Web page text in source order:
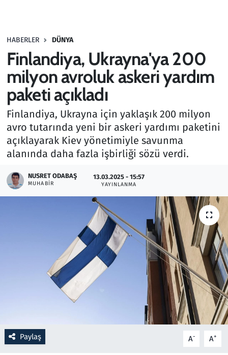
HABERLER DÜNYA
Finlandiya, Ukrayna'ya 200
milyon avroluk askeri yardım
paketi açıkladı
Finlandiya, Ukrayna için yaklaşık 200 milyon
avro tutarında yeni bir askeri yardımı paketini
açıklayarak Kiev yönetimiyle savunma
alanında daha fazla işbirliği sözü verdi.
NUSRET ODABAŞ
MUHABIR
13.03.2025 - 15:57
YAYINLANMA
Paylaş A- A+
Haber
Kültür Sanat
Kurumsal Haberler
Lezzet Durağı
Memur ve Kamu
Otomobil
Oyun
Resmi İlanlar
Rüya Tabirleri
Savunma Sanayi